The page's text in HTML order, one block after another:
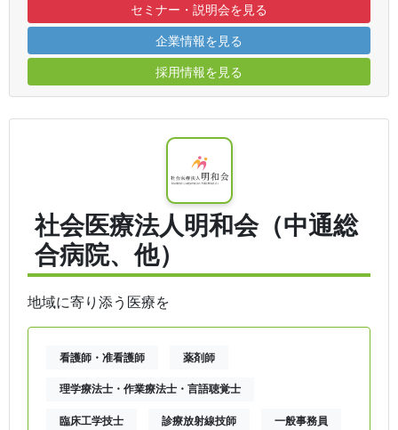
セミナー・説明会を見る
企業情報を見る
採用情報を見る
社会医療法人明和会（中通総
合病院、他）
地域に寄り添う医療を
看護師・准看護師 薬剤師
理学療法士・作業療法士・言語聴覚士
臨床工学技士 診療放射線技師 一般事務員